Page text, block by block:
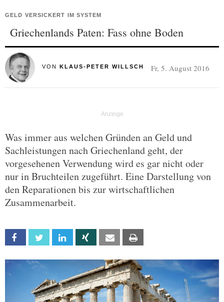
GELD VERSICKERT IM SYSTEM
Griechenlands Paten: Fass ohne Boden
VON KLAUS-PETER WILLSCH Fr, 5. August 2016
Was immer aus welchen Gründen an Geld und
Sachleistungen nach Griechenland geht, der
vorgesehenen Verwendung wird es gar nicht oder
nur in Bruchteilen zugeführt. Eine Darstellung von
den Reparationen bis zur wirtschaftlichen
Zusammenarbeit.
Facebook Twitter Linkedin Xing Email